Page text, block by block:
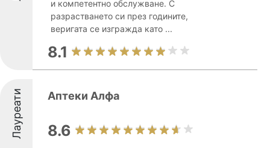
и компетентно обслужване. С
разрастването си през годините,
веригата се изгражда като ...
8.1
Лауреати Аптеки Алфа
8.6